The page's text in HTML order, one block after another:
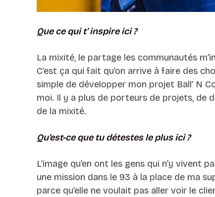
Que ce qui t’ inspire ici ?
La mixité, le partage les communautés
C’est ça qui fait qu’on arrive à faire des
simple de développer mon projet Ball’ N
moi. Il y a plus de porteurs de projets, de
de la mixité.
Qu’est-ce que tu détestes le plus ici ?
L’image qu’en ont les gens qui n’y vivent
une mission dans le 93 à la place de ma
parce qu’elle ne voulait pas aller voir le